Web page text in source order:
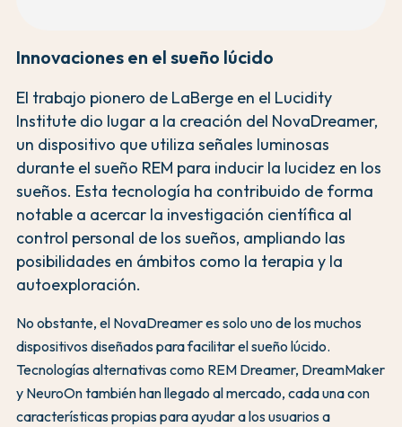
Innovaciones en el sueño lúcido
El trabajo pionero de LaBerge en el Lucidity
Institute dio lugar a la creación del NovaDreamer,
un dispositivo que utiliza señales luminosas
durante el sueño REM para inducir la lucidez en los
sueños. Esta tecnología ha contribuido de forma
notable a acercar la investigación científica al
control personal de los sueños, ampliando las
posibilidades en ámbitos como la terapia y la
autoexploración.
No obstante, el NovaDreamer es solo uno de los muchos
dispositivos diseñados para facilitar el sueño lúcido.
Tecnologías alternativas como REM Dreamer, DreamMaker
y NeuroOn también han llegado al mercado, cada una con
características propias para ayudar a los usuarios a